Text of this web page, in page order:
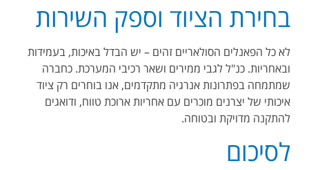
בחירת הציוד וספק השירות
לא כל הפאנלים הסולאריים זהים – יש הבדל באיכות, בעמידות
ובאחריות. כנ"ל לגבי ממירים ושאר רכיבי המערכת. כחברה
שמתמחה בפתרונות אנרגיה מתקדמים, אנו בוחרים רק ציוד
איכותי של יצרנים מוכרים עם אחריות ארוכת טווח, ודואגים
להתקנה מדויקת ובטוחה.
לסיכום